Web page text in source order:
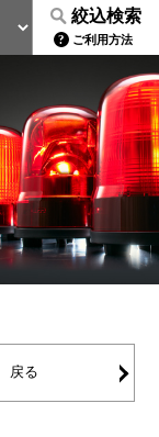
絞込検索
ご利用方法
戻る